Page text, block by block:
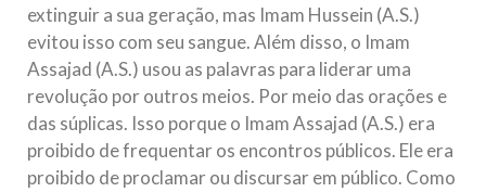
extinguir a sua geração, mas Imam Hussein (A.S.)
evitou isso com seu sangue. Além disso, o Imam
Assajad (A.S.) usou as palavras para liderar uma
revolução por outros meios. Por meio das orações e
das súplicas. Isso porque o Imam Assajad (A.S.) era
proibido de frequentar os encontros públicos. Ele era
proibido de proclamar ou discursar em público. Como